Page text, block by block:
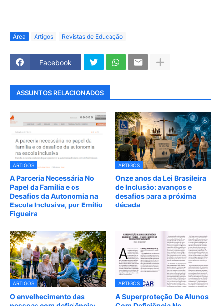
Área Artigos Revistas de Educação
Facebook
ASSUNTOS RELACIONADOS
ARTIGOS
A Parceria Necessária No
Papel da Família e os
Desafios da Autonomia na
Escola Inclusiva, por Emílio
Figueira
ARTIGOS
Onze anos da Lei Brasileira
de Inclusão: avanços e
desafios para a próxima
década
ARTIGOS
O envelhecimento das
ARTIGOS
A Superproteção De Alunos